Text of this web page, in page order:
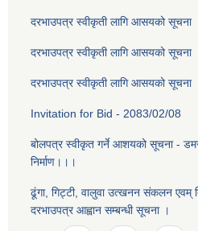
दरभाउपत्र स्वीकृती लागि आसयको सूचना
दरभाउपत्र स्वीकृती लागि आसयको सूचना
दरभाउपत्र स्वीकृती लागि आसयको सूचना
Invitation for Bid - 2083/02/08
बोलपत्र स्वीकृत गर्ने आशयको सूचना -
निर्माण।।।
ढूंगा, गिट्टी, वालुवा उत्खनन संकलन एवम्
दरभाउपत्र आह्वान सम्बन्धी सूचना ।